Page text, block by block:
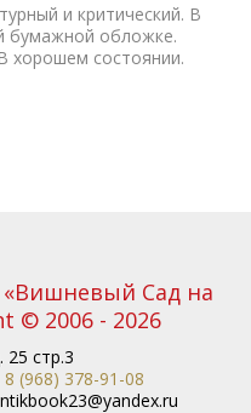
и критический. В
бумажной обложке.
хорошем состоянии.
Сад на
© 2006 - 2026
25 стр.3
8 (968) 378-91-08